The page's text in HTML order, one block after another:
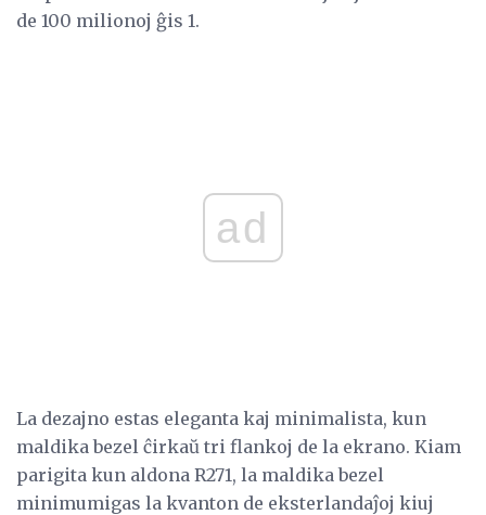
de 100 milionoj ĝis 1.
ad
La dezajno estas eleganta kaj minimalista, kun
maldika bezel ĉirkaŭ tri flankoj de la ekrano. Kiam
parigita kun aldona R271, la maldika bezel
minimumigas la kvanton de eksterlandaĵoj kiuj